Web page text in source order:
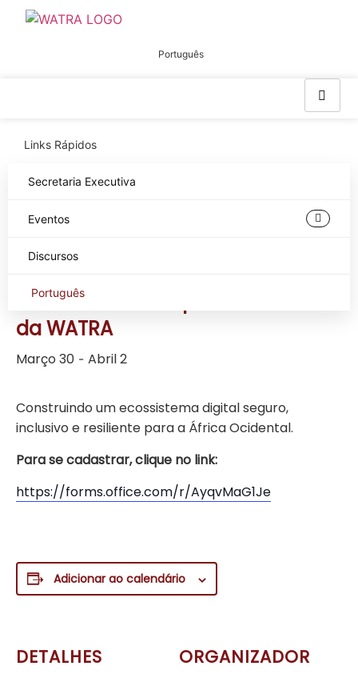
Português
Links Rápidos
Secretaria Executiva
Eventos
Discursos
Português
« Todos os Eventos
Este evento já decorreu.
Reuniões dos Grupos de Trabalho
da WATRA
Março 30 - Abril 2
Construindo um ecossistema digital seguro,
inclusivo e resiliente para a África Ocidental.
Para se cadastrar, clique no link:
https://forms.office.com/r/AyqvMaG1Je
Adicionar ao calendário
DETALHES ORGANIZADOR